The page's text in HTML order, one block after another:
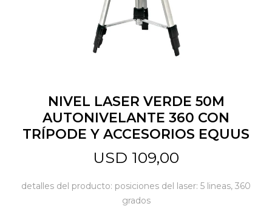
NIVEL LASER VERDE 50M
AUTONIVELANTE 360 CON
TRÍPODE Y ACCESORIOS EQUUS
USD 109,00
detalles del producto: posiciones del laser: 5 lineas, 360
grados
Jardín y Aire Libre
Mascotas